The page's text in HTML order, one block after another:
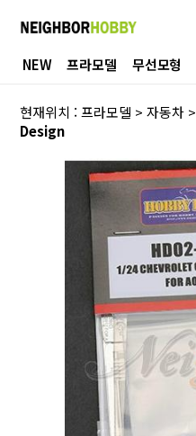
NEW 프라모델 무선모형
현재위치 :프라모델 >자동차 >
Design